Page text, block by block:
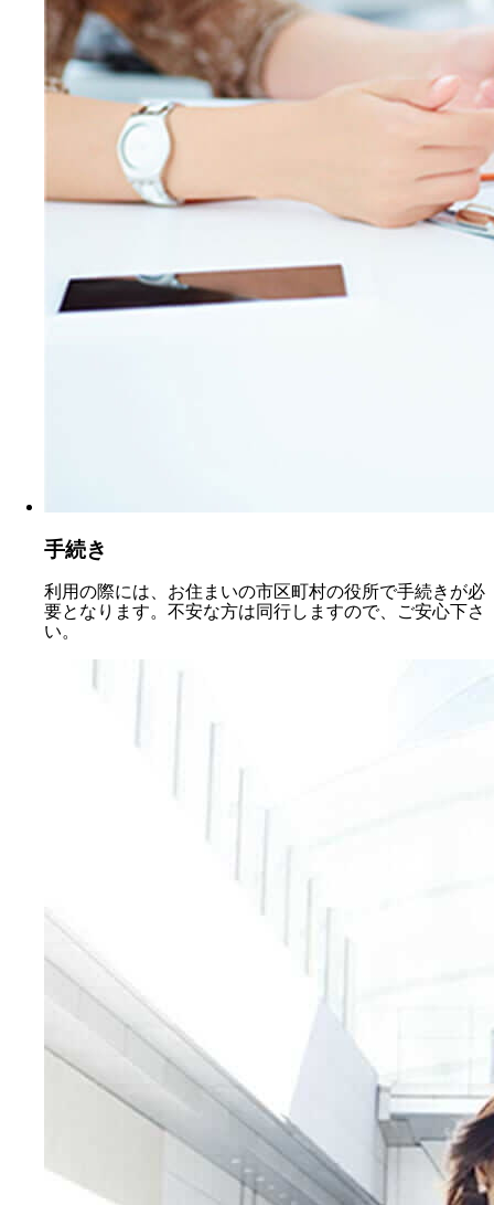
手続き
利用の際には、お住まいの市区町村の役所で手続きが必
要となります。不安な方は同行しますので、ご安心下さ
い。